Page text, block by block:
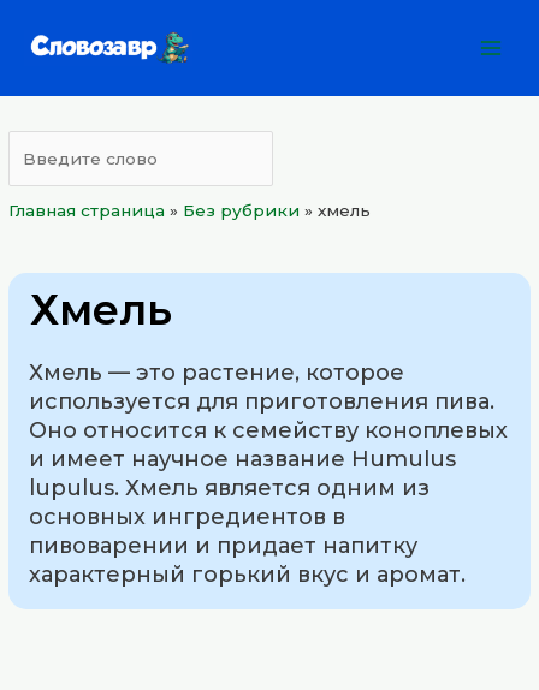
Главная страница » Без рубрики »хмель
Хмель
Хмель — это растение, которое
используется для приготовления пива.
Оно относится к семейству коноплевых
и имеет научное название Humulus
lupulus. Хмель является одним из
основных ингредиентов в
пивоварении и придает напитку
характерный горький вкус и аромат.